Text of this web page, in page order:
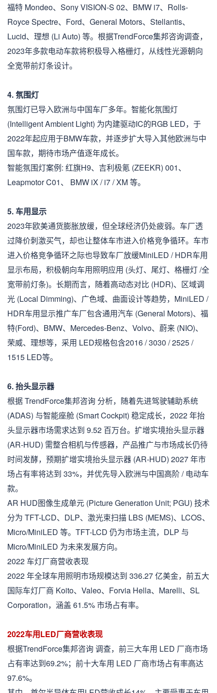
福特 Mondeo、Sony VISION-S 02、BMW i7、Rolls-
Royce Spectre、Ford、General Motors、Stellantis、
Lucid、理想 (Li Auto) 等。根据TrendForce集邦咨询调查，
2023年多款电动车款将积极导入格栅灯，从线性光源朝向
全宽带前灯条设计。
4. 氛围灯
氛围灯已导入欧洲与中国车厂多年。智能化氛围灯
(Intelligent Ambient Light) 为内建驱动IC的RGB LED，于
2022年起应用于BMW车款，并逐步扩大导入其他欧洲与中
国车款，期待市场产值逐年成长。
智能氛围灯案例: 红旗H9、吉利极氪 (ZEEKR) 001、
Leapmotor C01、 BMW iX / i7 / XM 等。
5. 车用显示
2023年欧美通货膨胀放缓，但全球经济仍处疲弱。车厂透
过降价刺激买气，却也让整体车市进入价格竞争循环。车市
进入价格竞争循环之际也导致车厂放缓MiniLED / HDR车用
显示布局，积极朝向车用照明应用 (头灯、尾灯、格栅灯 /全
宽带前灯条)。长期而言，随着高动态对比 (HDR)、区域调
光 (Local Dimming)、广色域、曲面设计等趋势，MiniLED /
HDR车用显示推广车厂包含通用汽车 (General Motors)、福
特(Ford)、BMW、Mercedes-Benz、Volvo、蔚来 (NIO)、
荣威、理想等，采用 LED规格包含2016 / 3030 / 2525 /
1515 LED等。
6. 抬头显示器
根据 TrendForce集邦咨询 分析，随着先进驾驶辅助系统
(ADAS) 与智能座舱 (Smart Cockpit) 稳定成长，2022 年抬
头显示器市场需求达到 9.52 百万台。扩增实境抬头显示器
(AR-HUD) 需整合相机与传感器，产品推广与市场成长仍待
时间发酵，预期扩增实境抬头显示器 (AR-HUD) 2027 年市
场占有率将达到 33%，并优先导入欧洲与中国高阶 / 电动车
款。
AR HUD图像生成单元 (Picture Generation Unit; PGU) 技术
分为 TFT-LCD、DLP、激光束扫描 LBS (MEMS)、LCOS、
Micro/MiniLED 等。TFT-LCD 仍为市场主流，DLP 与
Micro/MiniLED 为未来发展方向。
2022 车灯厂商营收表现
2022 年全球车用照明市场规模达到 336.27 亿美金，前五大
国际车灯厂商 Koito、Valeo、Forvia Hella、Marelli、SL
Corporation，涵盖 61.5% 市场占有率。
2022车用LED厂商营收表现
根据TrendForce集邦咨询 调查，前三大车用 LED 厂商市场
占有率达到69.2%；前十大车用 LED 厂商市场占有率高达
97.6%。